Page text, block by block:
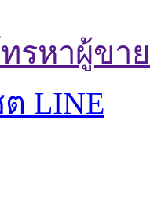
รหาผู้ขาย
LINE